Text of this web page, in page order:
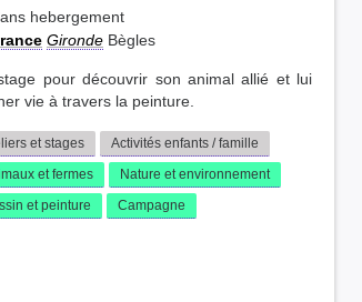
hebergement
Gironde Bègles
pour découvrir son animal allié et lui
vie à travers la peinture.
et stages
Activités enfants / famille
et fermes
Nature et environnement
et peinture
Campagne